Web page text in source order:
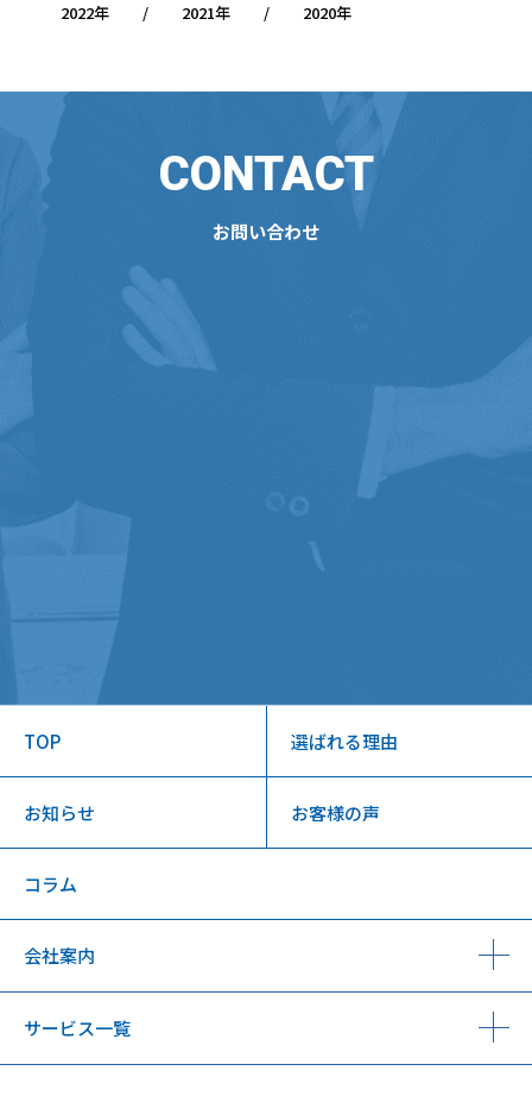
2022
2021 2020
CONTACT
お問い合わせ
TOP 選ばれる理由
お知らせ お客様の声
コラム
会社案内
サービス一覧